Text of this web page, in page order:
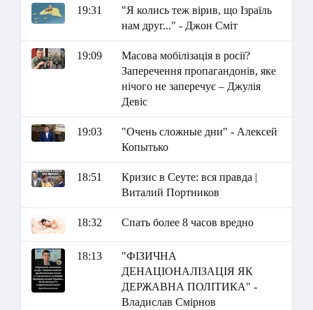
19:31
"Я колись теж вірив, що Ізраїль
нам друг..." - Джон Сміт
19:09
Масова мобілізація в росії?
Заперечення пропагандонів, яке
нічого не заперечує – Джулія
Девіс
19:03
"Очень сложные дни" - Алексей
Копытько
18:51
Кризис в Сеуте: вся правда |
Виталий Портников
18:32 Спать более 8 часов вредно
18:13
"ФІЗИЧНА
ДЕНАЦІОНАЛІЗАЦІЯ ЯК
ДЕРЖАВНА ПОЛІТИКА" -
Владислав Смірнов